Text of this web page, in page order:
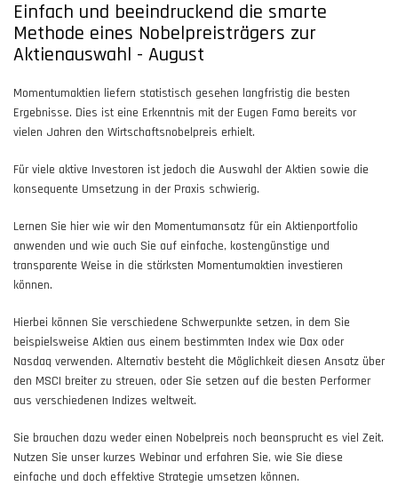
Einfach und beeindruckend die smarte
Methode eines Nobelpreisträgers zur
Aktienauswahl - August
Momentumaktien liefern statistisch gesehen langfristig die besten
Ergebnisse. Dies ist eine Erkenntnis mit der Eugen Fama bereits vor
vielen Jahren den Wirtschaftsnobelpreis erhielt.
Für viele aktive Investoren ist jedoch die Auswahl der Aktien sowie die
konsequente Umsetzung in der Praxis schwierig.
Lernen Sie hier wie wir den Momentumansatz für ein Aktienportfolio
anwenden und wie auch Sie auf einfache, kostengünstige und
transparente Weise in die stärksten Momentumaktien investieren
können.
Hierbei können Sie verschiedene Schwerpunkte setzen, in dem Sie
beispielsweise Aktien aus einem bestimmten Index wie Dax oder
Nasdaq verwenden. Alternativ besteht die Möglichkeit diesen Ansatz über
den MSCI breiter zu streuen, oder Sie setzen auf die besten Performer
aus verschiedenen Indizes weltweit.
Sie brauchen dazu weder einen Nobelpreis noch beansprucht es viel Zeit.
Nutzen Sie unser kurzes Webinar und erfahren Sie, wie Sie diese
einfache und doch effektive Strategie umsetzen können.